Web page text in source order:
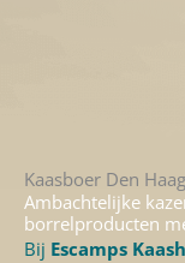
Kaasboer Den Haag
Ambachtelijke
borrelproducten
Bij Escamps